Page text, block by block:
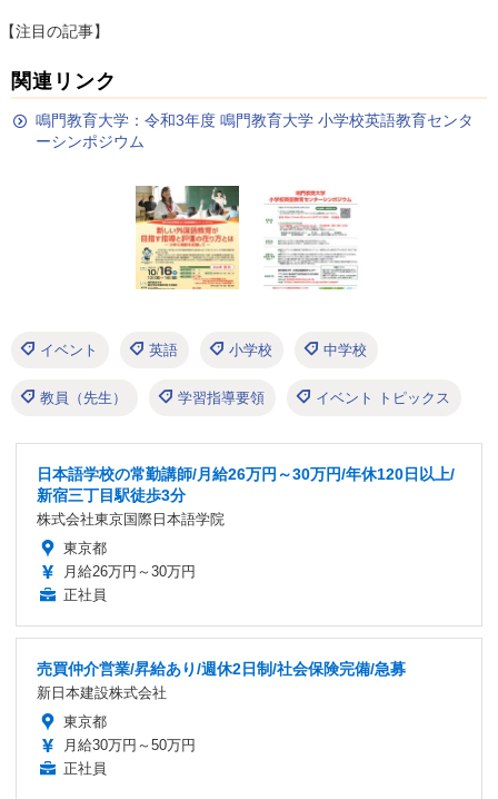
【注目の記事】
関連リンク
鳴門教育大学：令和3年度 鳴門教育大学 小学校英語教育センタ
ーシンポジウム
イベント 英語 小学校 中学校
教員（先生） 学習指導要領 イベント トピックス
日本語学校の常勤講師/月給26万円～30万円/年休120日以上/
新宿三丁目駅徒歩3分
株式会社東京国際日本語学院
東京都
月給26万円～30万円
正社員
売買仲介営業/昇給あり/週休2日制/社会保険完備/急募
新日本建設株式会社
東京都
月給30万円～50万円
正社員